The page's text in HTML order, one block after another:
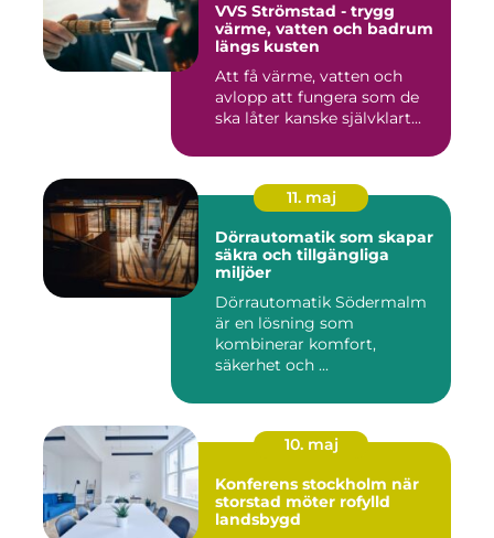
VVS Strömstad - trygg
värme, vatten och badrum
längs kusten
Att få värme, vatten och
avlopp att fungera som de
ska låter kanske självklart...
11. maj
Dörrautomatik som skapar
säkra och tillgängliga
miljöer
Dörrautomatik Södermalm
är en lösning som
kombinerar komfort,
säkerhet och ...
10. maj
Konferens stockholm när
storstad möter rofylld
landsbygd